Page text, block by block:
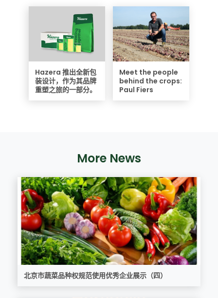
Hazera 推出全新包
装设计，作为其品牌
重塑之旅的一部分。
Meet the people
behind the crops:
Paul Fiers
More News
北京市蔬菜品种权规范使用优秀企业展示（四）